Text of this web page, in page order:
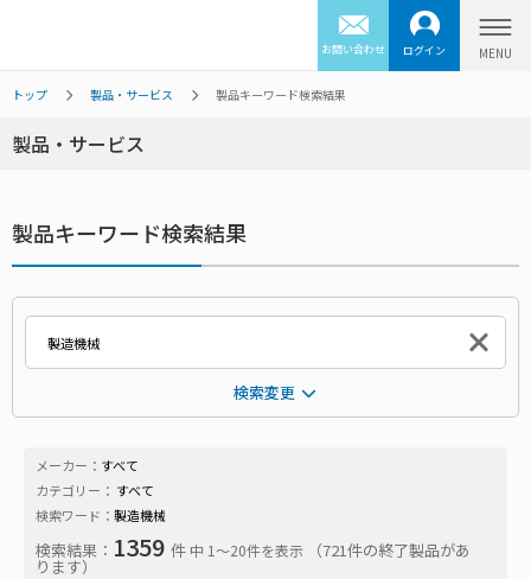
お問い合わせ ログイン
トップ 製品・サービス 製品キーワード検索結果
製品・サービス
製品キーワード検索結果
検索変更
メーカー： すべて
カテゴリー： すべて
検索ワード： 製造機械
検索結果： 1359 件 中 1〜20件を表示 （721件の終了製品があ
ります）